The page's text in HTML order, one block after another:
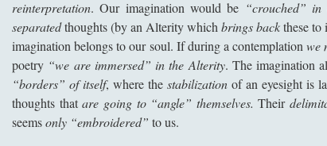
reinterpretation. Our imagination would be “crouched”
separatedthoughts (by an Alterity whichbrings backthese
imagination belongs to our soul. If during a contemplationwe
poetry “we are immersed” in the Alterity. The imagination
“borders” of itself, where the stabilizationof an eyesight is
thoughts thatare going to “angle” themselves. Their
seemsonly “embroidered” to us.